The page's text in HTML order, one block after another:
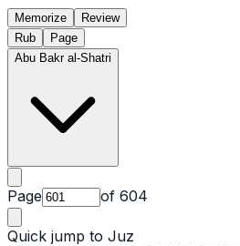
Memorize
Review
Rub
Page
Abu Bakr al-Shatri
Page of 604
Quick jump to Juz